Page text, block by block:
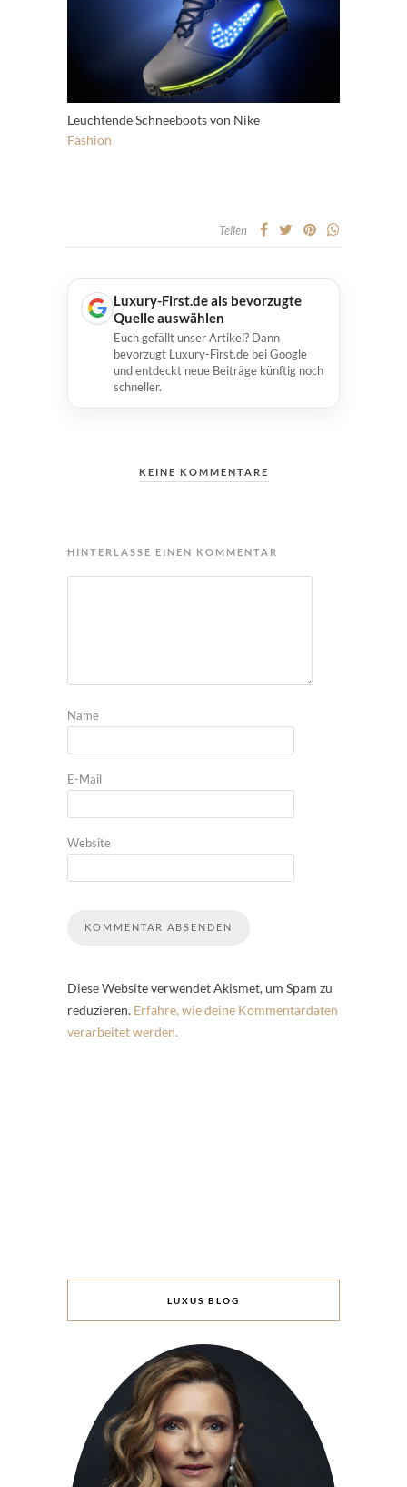
Leuchtende Schneeboots von Nike
Fashion
Teilen
Luxury-First.de als bevorzugte
Quelle auswählen
Euch gefällt unser Artikel? Dann
bevorzugt Luxury-First.de bei Google
und entdeckt neue Beiträge künftig noch
schneller.
KEINE KOMMENTARE
HINTERLASSE EINEN KOMMENTAR
Name
E-Mail
Website
Diese Website verwendet Akismet, um Spam zu
reduzieren. Erfahre, wie deine Kommentardaten
verarbeitet werden.
LUXUS BLOG